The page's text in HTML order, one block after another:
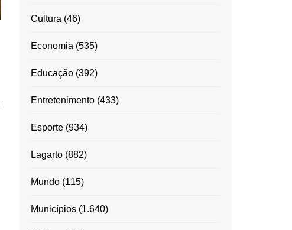
Cultura (46)
Economia (535)
Educação (392)
Entretenimento (433)
Esporte (934)
Lagarto (882)
Mundo (115)
Municípios (1.640)